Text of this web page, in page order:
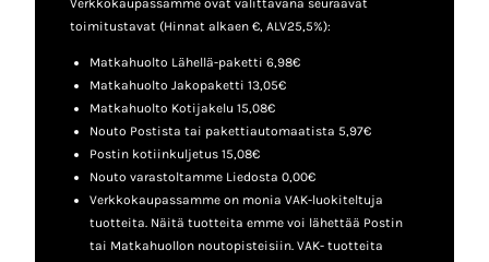
Verkkokaupassamme ovat valittavana seuraavat
toimitustavat (Hinnat alkaen €, ALV25,5%):
Matkahuolto Lähellä-paketti 6,98€
Matkahuolto Jakopaketti 13,05€
Matkahuolto Kotijakelu 15,08€
Nouto Postista tai pakettiautomaatista 5,97€
Postin kotiinkuljetus 15,08€
Nouto varastoltamme Liedosta 0,00€
Verkkokaupassamme on monia VAK-luokiteltuja
tuotteita. Näitä tuotteita emme voi lähettää Postin
tai Matkahuollon noutopisteisiin. VAK- tuotteita